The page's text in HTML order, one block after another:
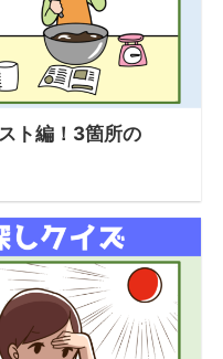
ト編！3箇所の